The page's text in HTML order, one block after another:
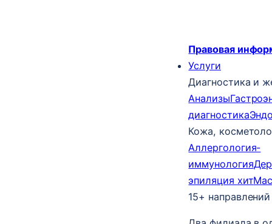
Правовая
Услуги
Диагностика и
Анализы
диагностика
Кожа,
Аллергология-
иммунология
эпиляция хит
15+